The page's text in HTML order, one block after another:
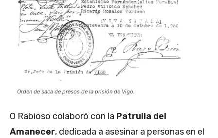
Orden de saca de presos de la prisión de Vigo.
O Rabioso colaboró con la Patrulla del
Amanecer, dedicada a asesinar a personas en el